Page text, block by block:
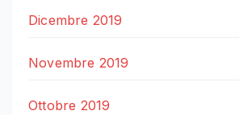
Dicembre 2019
Novembre 2019
Ottobre 2019